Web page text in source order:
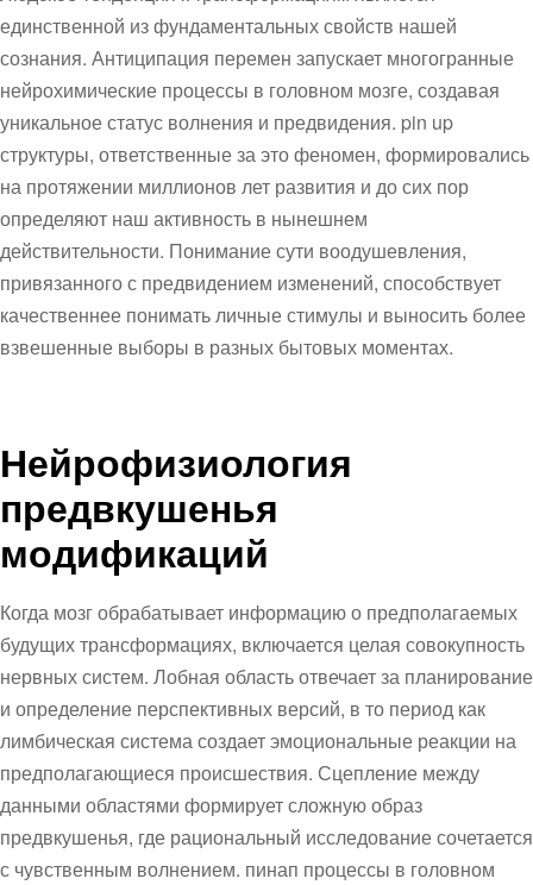
единственной из фундаментальных свойств нашей
сознания. Антиципация перемен запускает многогранные
нейрохимические процессы в головном мозге, создавая
уникальное статус волнения и предвидения. pin up
структуры, ответственные за это феномен, формировались
на протяжении миллионов лет развития и до сих пор
определяют наш активность в нынешнем
действительности. Понимание сути воодушевления,
привязанного с предвидением изменений, способствует
качественнее понимать личные стимулы и выносить более
взвешенные выборы в разных бытовых моментах.
Нейрофизиология
предвкушенья
модификаций
Когда мозг обрабатывает информацию о предполагаемых
будущих трансформациях, включается целая совокупность
нервных систем. Лобная область отвечает за планирование
и определение перспективных версий, в то период как
лимбическая система создает эмоциональные реакции на
предполагающиеся происшествия. Сцепление между
данными областями формирует сложную образ
предвкушенья, где рациональный исследование сочетается
с чувственным волнением. пинап процессы в головном